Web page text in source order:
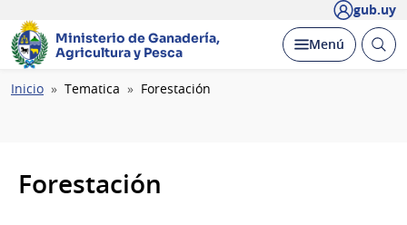
gub.uy
Ministerio de Ganadería,
Agricultura y Pesca
Desplegar
Menú Abrir
Ruta
Inicio Tematica Forestación
Forestación